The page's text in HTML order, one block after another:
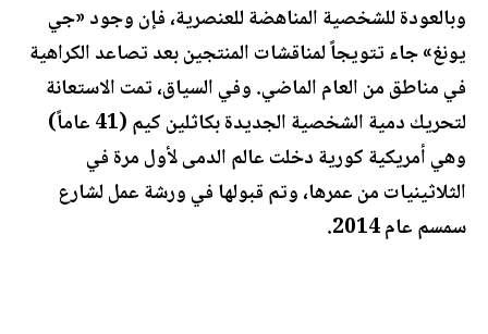
وبالعودة للشخصية المناهضة للعنصرية، فإن وجود «جي
يونغ» جاء تتويجاً لمناقشات المنتجين بعد تصاعد الكراهية
في مناطق من العام الماضي. وفي السياق، تمت الاستعانة
لتحريك دمية الشخصية الجديدة بكاثلين كيم (41 عاماً)
وهي أمريكية كورية دخلت عالم الدمى لأول مرة في
الثلاثينيات من عمرها، وتم قبولها في ورشة عمل لشارع
سمسم عام 2014.